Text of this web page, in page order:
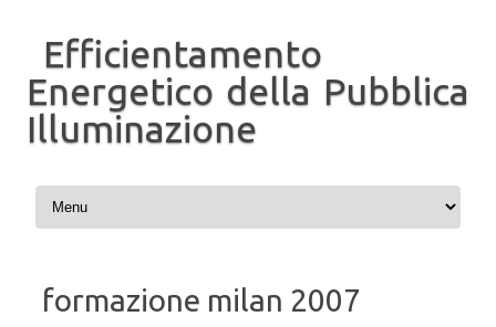
Efficientamento
Energetico della Pubblica
Illuminazione
Vai al contenuto
formazione milan 2007